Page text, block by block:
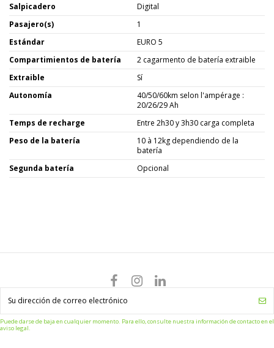
Salpicadero
Digital
Pasajero(s)
1
Estándar
EURO 5
Compartimientos de batería
2 cagarmento de batería extraible
Extraible
Sí
Autonomía
40/50/60km selon l'ampérage :
20/26/29 Ah
Temps de recharge
Entre 2h30 y 3h30 carga completa
Peso de la batería
10 à 12kg dependiendo de la
batería
Segunda batería
Opcional
Puede darse de baja en cualquier momento. Para ello, consulte nuestra información de contacto en el
aviso legal.